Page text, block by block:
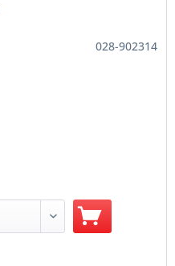
028-902314